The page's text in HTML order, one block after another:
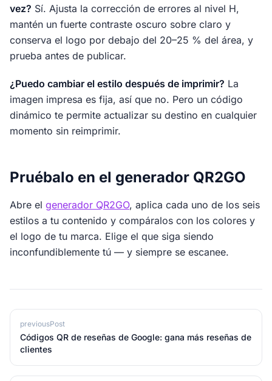
vez? Sí. Ajusta la corrección de errores al nivel H,
mantén un fuerte contraste oscuro sobre claro y
conserva el logo por debajo del 20–25 % del área, y
prueba antes de publicar.
¿Puedo cambiar el estilo después de imprimir? La
imagen impresa es fija, así que no. Pero un código
dinámico te permite actualizar su destino en cualquier
momento sin reimprimir.
Pruébalo en el generador QR2GO
Abre el generador QR2GO, aplica cada uno de los seis
estilos a tu contenido y compáralos con los colores y
el logo de tu marca. Elige el que siga siendo
inconfundiblemente tú — y siempre se escanee.
previousPost
Códigos QR de reseñas de Google: gana más reseñas de
clientes